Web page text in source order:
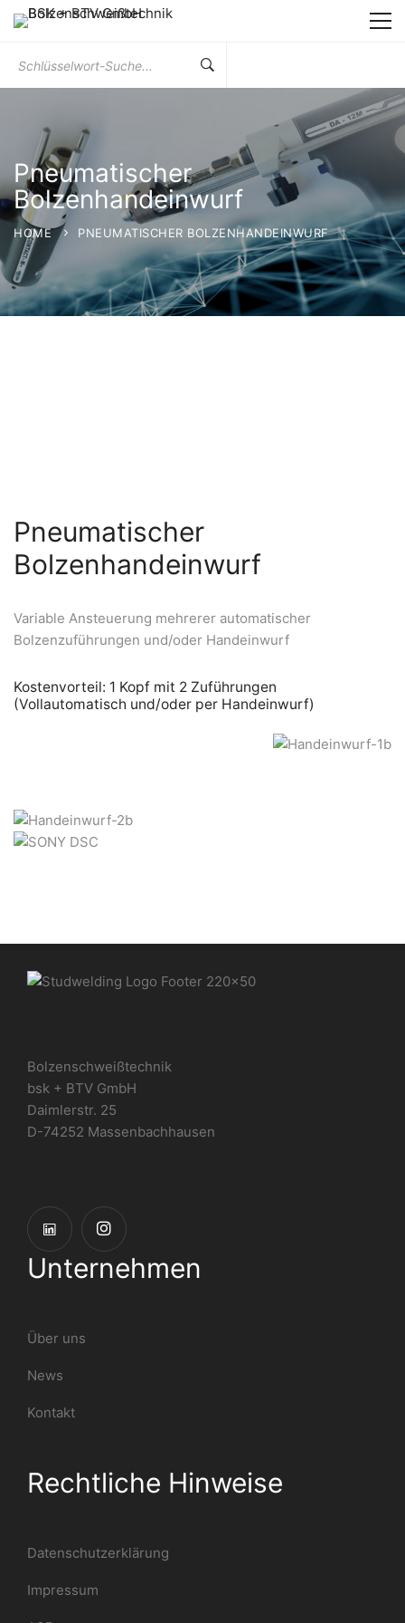
Sie
Pneumatischer
Bolzenhandeinwurf
HOME PNEUMATISCHER BOLZENHANDEINWURF
Pneumatischer
Bolzenhandeinwurf
Variable Ansteuerung mehrerer automatischer
Bolzenzuführungen und/oder Handeinwurf
Kostenvorteil: 1 Kopf mit 2 Zuführungen
(Vollautomatisch und/oder per Handeinwurf)
Bolzenschweißtechnik
bsk + BTV GmbH
Daimlerstr. 25
D-74252 Massenbachhausen
Unternehmen
Über uns
News
Kontakt
Rechtliche Hinweise
Datenschutzerklärung
Impressum